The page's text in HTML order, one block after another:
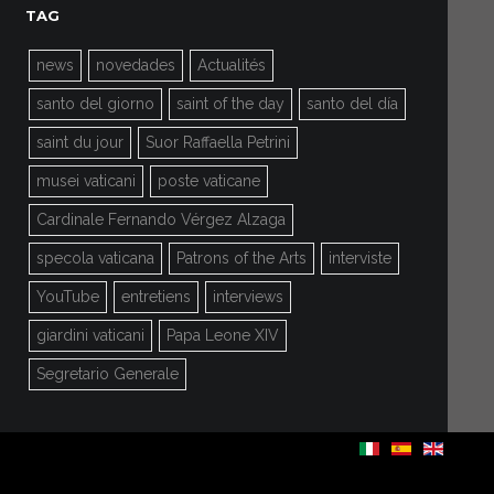
TAG
news novedades Actualités
santo del giorno saint of the day santo del día
saint du jour Suor Raffaella Petrini
musei vaticani poste vaticane
Cardinale Fernando Vérgez Alzaga
specola vaticana Patrons of the Arts interviste
YouTube entretiens interviews
giardini vaticani Papa Leone XIV
Segretario Generale